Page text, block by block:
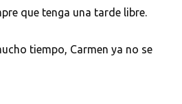
que tenga una tarde libre.
tiempo, Carmen ya no se